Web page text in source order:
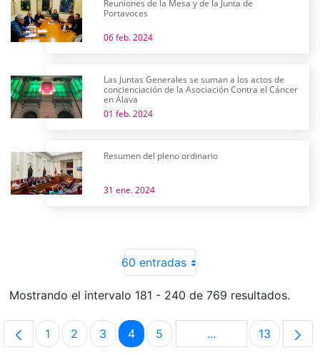
Reuniones de la Mesa y de la Junta de
Portavoces
06 feb. 2024
Las Juntas Generales se suman a los actos de
concienciación de la Asociación Contra el Cáncer
en Álava
01 feb. 2024
Resumen del pleno ordinario
31 ene. 2024
60 entradas
Mostrando el intervalo 181 - 240 de 769 resultados.
Página
1 Página
2 Página
3 Página
4 Página
5 ...Páginas Página
13